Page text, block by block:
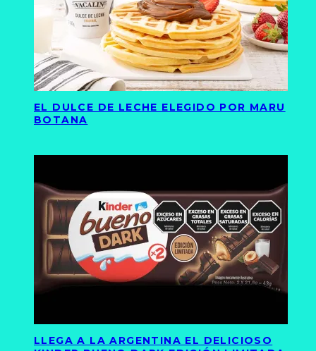
EL DULCE DE LECHE ELEGIDO POR MARU
BOTANA
LLEGA A LA ARGENTINA EL DELICIOSO